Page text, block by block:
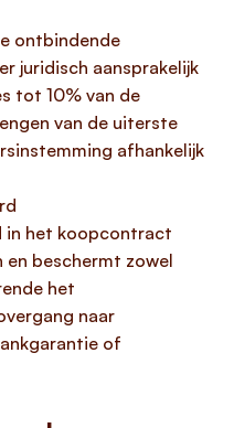
ontbindende
juridisch aansprakelijk
tot 10% van de
van de uiterste
afhankelijk
in het koopcontract
beschermt zowel
het
naar
of